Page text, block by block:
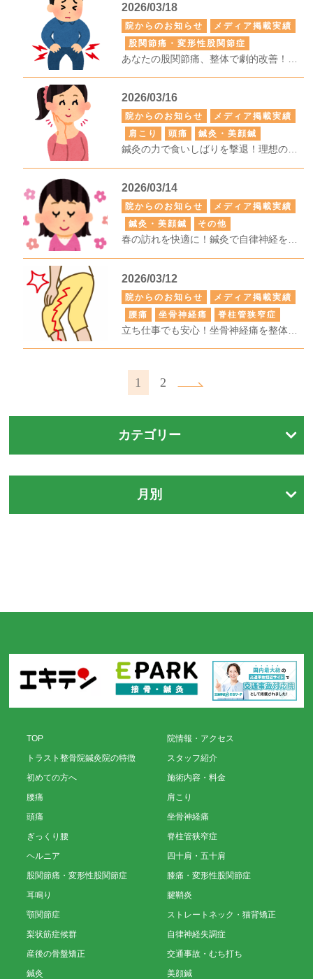
2026/03/18
院からのお知らせ
メディア掲載実績
股関節痛・変形性股関節症
2026/03/16
院からのお知らせ
メディア掲載実績
肩こり
頭痛 鍼灸・美顔鍼
鍼灸の力で食いしばりを撃退！理想の小顔へ
2026/03/14
院からのお知らせ
メディア掲載実績
鍼灸・美顔鍼
その他
春の訪れを快適に！鍼灸で自律神経を整える方法
2026/03/12
院からのお知らせ
メディア掲載実績
腰痛
坐骨神経痛 脊柱管狭窄症
立ち仕事でも安心！坐骨神経痛を整体で解消する方法
1 2
カテゴリー
月別
TOP
院情報・アクセス
トラスト整骨院鍼灸院の特徴
スタッフ紹介
初めての方へ
施術内容・料金
腰痛
肩こり
頭痛
坐骨神経痛
ぎっくり腰
脊柱管狭窄症
ヘルニア
四十肩・五十肩
股関節痛・変形性股関節症
膝痛・変形性股関節症
耳鳴り
腱鞘炎
顎関節症
ストレートネック・猫背矯正
梨状筋症候群
自律神経失調症
産後の骨盤矯正
交通事故・むち打ち
鍼灸
美顔鍼